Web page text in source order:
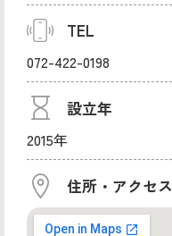
TEL
072-422-0198
設立年
2015年
住所・アクセス